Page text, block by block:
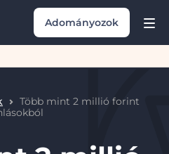
Adományozok
Több mint 2 millió forint